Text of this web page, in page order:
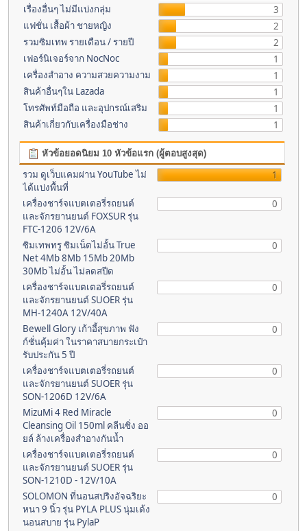
เรื่องอื่นๆ ไม่มีแบ่งกลุ่ม
3
แฟชั่น เสื้อผ้า ชายหญิง
2
รวมซิมเทพ รายเดือน / รายปี
2
เฟอร์นิเจอร์จาก NocNoc
1
เครื่องสำอาง ความสวยความงาม
1
สินค้าอื่นๆใน Lazada
1
โทรศัพท์มือถือ และอุปกรณ์เสริม
1
สินค้าเกี่ยวกับเครื่องมือช่าง
1
หัวข้อยอดนิยม 10 หัวข้อแรก (ผู้ตอบสูงสุด)
รวม ดูเว็บแคมผ่าน YouTube ไม่
ได้แบ่งพื้นที่
1
เครื่องชาร์จแบตเตอรี่รถยนต์
และจักรยานยนต์ FOXSUR รุ่น
FTC-1206 12V/6A
0
ซิมเทพทรู ซิมเน็ตไม่อั้น True
Net 4Mb 8Mb 15Mb 20Mb
30Mb ไม่อั้น ไม่ลดสปีด
0
เครื่องชาร์จแบตเตอรี่รถยนต์
และจักรยานยนต์ SUOER รุ่น
MH-1240A 12V/40A
0
Bewell Glory เก้าอี้สุขภาพ ฟัง
ก์ชั่นคุ้มค่า ในราคาสบายกระเป๋า
รับประกัน 5 ปี
0
เครื่องชาร์จแบตเตอรี่รถยนต์
และจักรยานยนต์ SUOER รุ่น
SON-1206D 12V/6A
0
MizuMi 4 Red Miracle
Cleansing Oil 150ml คลีนซิ่ง ออ
ยล์ ล้างเครื่องสำอางกันน้ำ
0
เครื่องชาร์จแบตเตอรี่รถยนต์
และจักรยานยนต์ SUOER รุ่น
SON-1210D - 12V/10A
0
SOLOMON ที่นอนสปริงอัจฉริยะ
หนา 9 นิ้ว รุ่น PYLA PLUS นุ่มเด้ง
นอนสบาย รุ่น PylaP
0